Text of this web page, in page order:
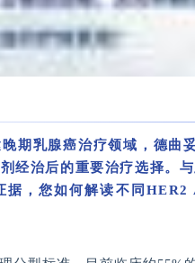
期乳腺癌治疗领域，德曲
经治后的重要治疗选择。
据，您如何解读不同